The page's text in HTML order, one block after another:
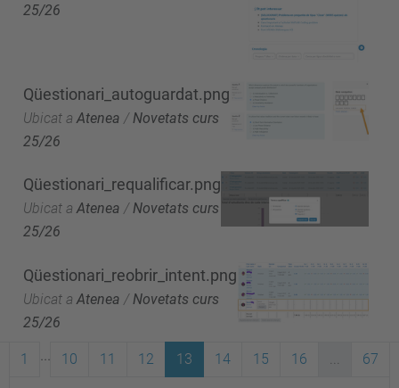
25/26
Qüestionari_autoguardat.png
Ubicat a Atenea / Novetats curs
25/26
Qüestionari_requalificar.png
Ubicat a Atenea /Novetats curs
25/26
Qüestionari_reobrir_intent.png
Ubicat a Atenea / Novetats curs
25/26
1 10 11 12 13 14 15 16 67